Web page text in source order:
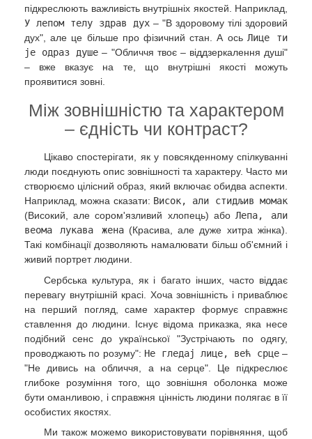
підкреслюють важливість внутрішніх якостей. Наприклад,
У лепом телу здрав дух – "В здоровому тілі здоровий
дух", але це більше про фізичний стан. А ось Лице ти
је одраз душе – "Обличчя твоє – віддзеркалення душі"
– вже вказує на те, що внутрішні якості можуть
проявитися зовні.
Між зовнішністю та характером
– єдність чи контраст?
Цікаво спостерігати, як у повсякденному спілкуванні
люди поєднують опис зовнішності та характеру. Часто ми
створюємо цілісний образ, який включає обидва аспекти.
Наприклад, можна сказати: Висок, али стидљив момак
(Високий, але сором'язливий хлопець) або Лепа, али
веома лукава жена(Красива, але дуже хитра жінка).
Такі комбінації дозволяють намалювати більш об'ємний і
живий портрет людини.
Сербська культура, як і багато інших, часто віддає
перевагу внутрішній красі. Хоча зовнішність і приваблює
на перший погляд, саме характер формує справжнє
ставлення до людини. Існує відома приказка, яка несе
подібний сенс до української "Зустрічають по одягу,
проводжають по розуму": Не гледај лице, већ срце–
"Не дивись на обличчя, а на серце". Це підкреслює
глибоке розуміння того, що зовнішня оболонка може
бути оманливою, і справжня цінність людини полягає в її
особистих якостях.
Ми також можемо використовувати порівняння, щоб